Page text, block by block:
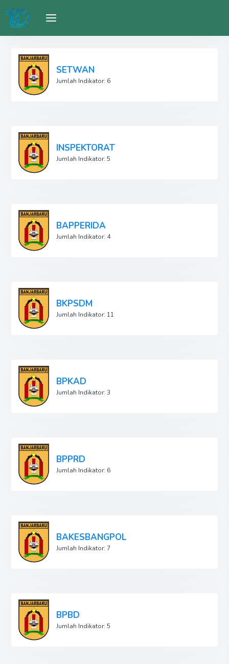
SETWAN
Jumlah Indikator: 6
INSPEKTORAT
Jumlah Indikator: 5
BAPPERIDA
Jumlah Indikator: 4
BKPSDM
Jumlah Indikator: 11
BPKAD
Jumlah Indikator: 3
BPPRD
Jumlah Indikator: 6
BAKESBANGPOL
Jumlah Indikator: 7
BPBD
Jumlah Indikator: 5